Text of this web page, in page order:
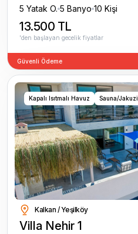
5 Yatak O. 5 Banyo 10 Kişi
13.500 TL
'den başlayan gecelik fiyatlar
Güvenli Ödeme
Kapalı Isıtmalı Havuz Sauna/Jakuzi
Kalkan / Yeşilköy
Villa Nehir 1